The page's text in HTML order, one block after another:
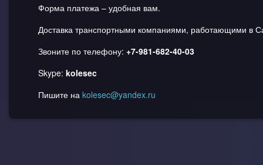
Форма платежа – удобная вам.
Доставка транспортными компаниями, работающими в
Звоните по телефону: +7-981-682-40-03
Skype: kolesec
Пишите на kolesec@yandex.ru